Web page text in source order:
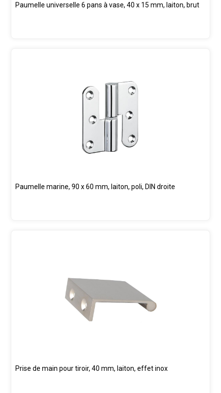
Paumelle universelle 6 pans à vase, 40 x 15 mm, laiton, brut
Paumelle marine, 90 x 60 mm, laiton, poli, DIN droite
Prise de main pour tiroir, 40 mm, laiton, effet inox